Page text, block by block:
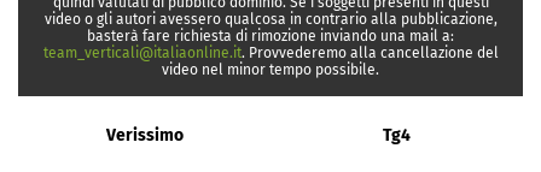
video o gli autori avessero qualcosa in contrario alla pubblicazione,
basterà fare richiesta di rimozione inviando una mail a:
team_verticali@italiaonline.it. Provvederemo alla cancellazione del
video nel minor tempo possibile.
Verissimo Tg4